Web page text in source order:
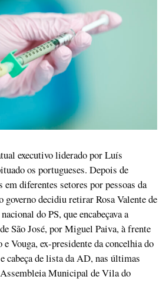
executivo liderado por Luís
os portugueses. Depois de
diferentes setores por pessoas da
governo decidiu retirar Rosa Valente de
do PS, que encabeçava a
São José, por Miguel Paiva, à frente
Vouga, ex-presidente da concelhia do
cabeça de lista da AD, nas últimas
Municipal de Vila do